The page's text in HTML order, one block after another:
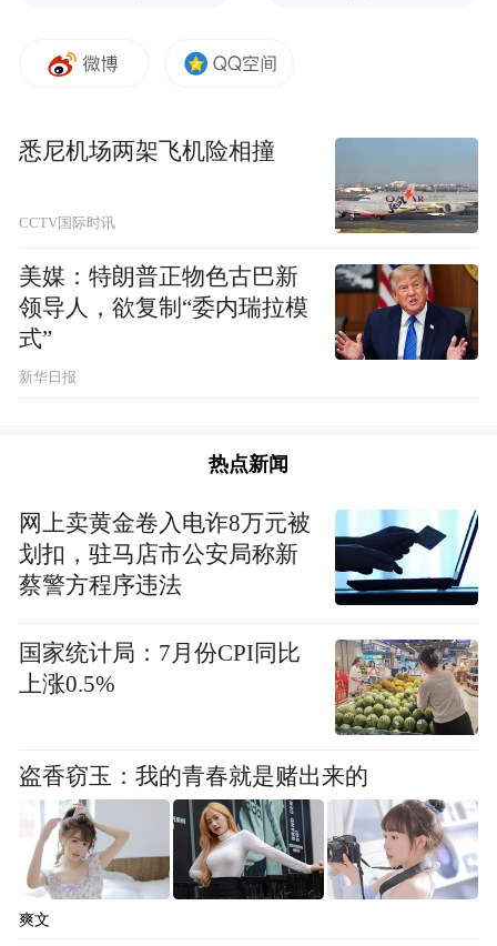
西和山西则略显失落，今年上半年，江西增
6.8%、20.8%。
数据亮点：外贸规模创历史新高，结构持续
优化
今年上半年，湖北出口表现尤为亮眼，出口
额达2927.9亿元，同比增长38.5%，进口额
1095.2亿元，增长7.4%，贸易顺差扩大至
占比超五成，达50.7%，其中电脑及其零部
11.8%、25.3%，显示“湖北制造”向高端化、
智能化加速转型。锂离子蓄电池出口66.6亿
元，增长108.7%，印证了产业链供应链的深
度融合与创新升级。
民营企业继续发挥外贸“主力军”作用，占全
体增长22.6个百分点。外资企业与国有企业
也呈现恢复性增长，实际利用外资结构持续
优化。
汽车是湖北第一大支柱产业。在东风乘用车
悉尼机场两架飞机险相撞
CCTV国际时讯
美媒：特朗普正物色古巴新
领导人，欲复制“委内瑞拉模
式”
新华日报
热点新闻
网上卖黄金卷入电诈8万元被
划扣，驻马店市公安局称新
蔡警方程序违法
国家统计局：7月份CPI同比
上涨0.5%
盗香窃玉：我的青春就是赌出来的
爽文